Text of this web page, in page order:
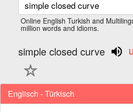
Online English Turkish and
million words and idioms.
simple closed curve
Englisch - Türkisch